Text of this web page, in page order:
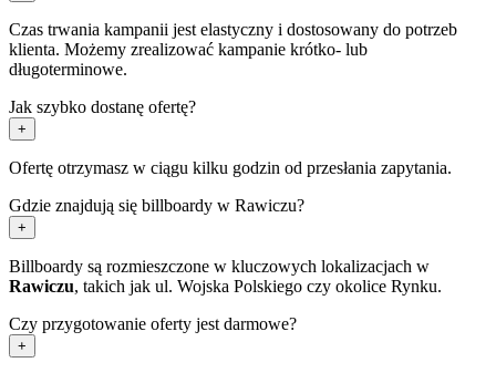
Czas trwania kampanii jest elastyczny i dostosowany do potrzeb
klienta. Możemy zrealizować kampanie krótko- lub
długoterminowe.
Jak szybko dostanę ofertę?
+
Ofertę otrzymasz w ciągu kilku godzin od przesłania zapytania.
Gdzie znajdują się billboardy w Rawiczu?
+
Billboardy są rozmieszczone w kluczowych lokalizacjach w
Rawiczu, takich jak ul. Wojska Polskiego czy okolice Rynku.
Czy przygotowanie oferty jest darmowe?
+